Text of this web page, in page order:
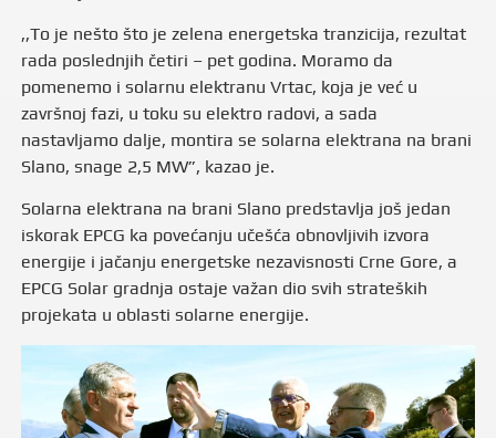
,,To je nešto što je zelena energetska tranzicija, rezultat
rada poslednjih četiri – pet godina. Moramo da
pomenemo i solarnu elektranu Vrtac, koja je već u
završnoj fazi, u toku su elektro radovi, a sada
nastavljamo dalje, montira se solarna elektrana na brani
Slano, snage 2,5 MW”, kazao je.
Solarna elektrana na brani Slano predstavlja još jedan
iskorak EPCG ka povećanju učešća obnovljivih izvora
energije i jačanju energetske nezavisnosti Crne Gore, a
EPCG Solar gradnja ostaje važan dio svih strateških
projekata u oblasti solarne energije.